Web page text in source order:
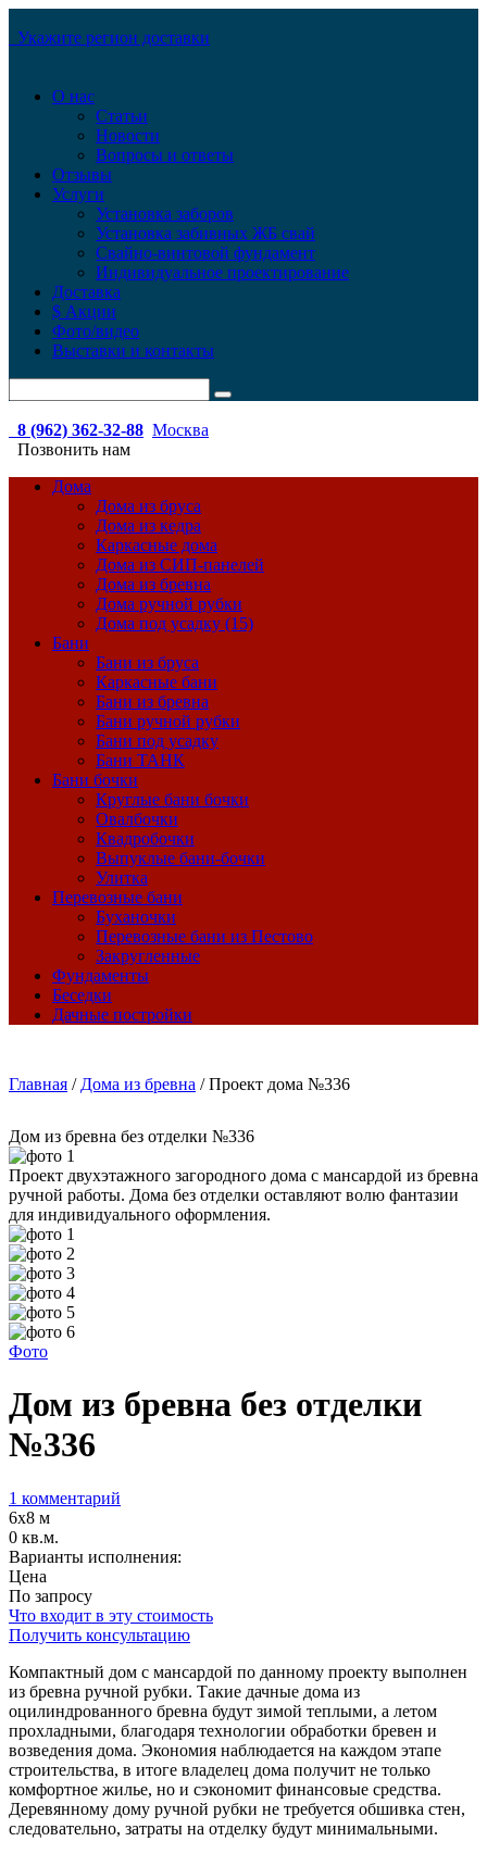
Укажите регион доставки
О нас
Статьи
Новости
Вопросы и ответы
Отзывы
Услуги
Установка заборов
Установка забивных ЖБ свай
Свайно-винтовой фундамент
Индивидуальное проектирование
Доставка
$ Акции
Фото/видео
Выставки и контакты
8 (962) 362-32-88 Москва
Позвонить нам
Дома
Дома из бруса
Дома из кедра
Каркасные дома
Дома из СИП-панелей
Дома из бревна
Дома ручной рубки
Дома под усадку (15)
Бани
Бани из бруса
Каркасные бани
Бани из бревна
Бани ручной рубки
Бани под усадку
Бани ТАНК
Бани бочки
Круглые бани бочки
Овалбочки
Квадробочки
Выпуклые бани-бочки
Улитка
Перевозные бани
Буханочки
Перевозные бани из Пестово
Закругленные
Фундаменты
Беседки
Дачные постройки
Главная / Дома из бревна /Проект дома №336
Дом из бревна без отделки №336
Проект двухэтажного загородного дома с мансардой из бревна
ручной работы. Дома без отделки оставляют волю фантазии
для индивидуального оформления.
Фото
Дом из бревна без отделки
№336
1 комментарий
6х8 м
0 кв.м.
Варианты исполнения:
Цена
По запросу
Что входит в эту стоимость
Получить консультацию
Компактный дом с мансардой по данному проекту выполнен
из бревна ручной рубки. Такие дачные дома из
оцилиндрованного бревна будут зимой теплыми, а летом
прохладными, благодаря технологии обработки бревен и
возведения дома. Экономия наблюдается на каждом этапе
строительства, в итоге владелец дома получит не только
комфортное жилье, но и сэкономит финансовые средства.
Деревянному дому ручной рубки не требуется обшивка стен,
следовательно, затраты на отделку будут минимальными.